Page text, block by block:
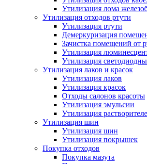
Утилизация лома
Утилизация отходов ртути
Утилизация ртути
Демеркуризация
Зачистка помещений от
Утилизация
Утилизация
Утилизация лаков и красок
Утилизация лаков
Утилизация красок
Отходы салонов красоты
Утилизация эмульсии
Утилизация
Утилизация шин
Утилизация шин
Утилизация покрышек
Покупка отходов
Покупка мазута